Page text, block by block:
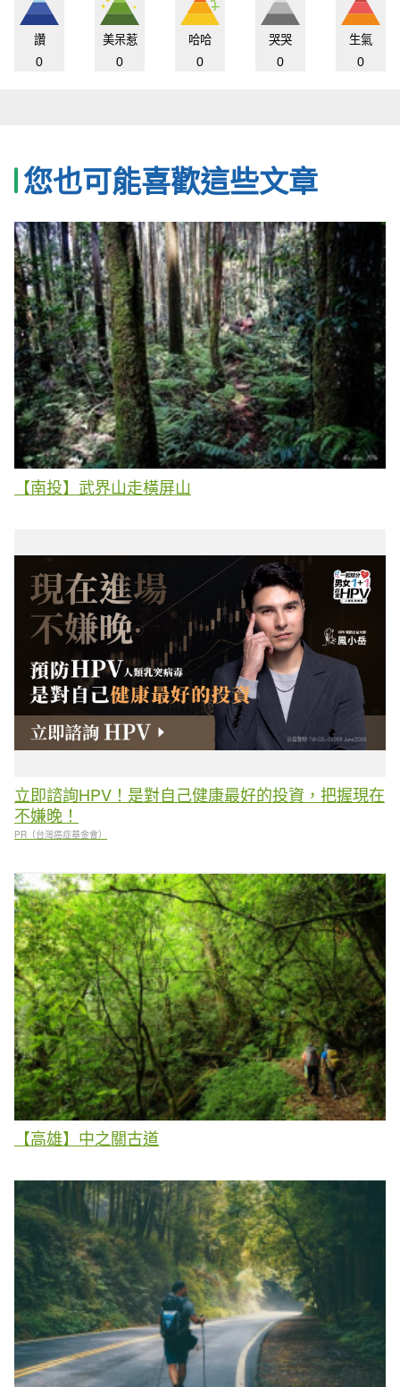
讚
0
美呆惹
0
哈哈
0
哭哭
0
生氣
0
您也可能喜歡這些文章
【南投】武界山走橫屏山
立即諮詢HPV！是對自己健康最好的投資，把握現在
不嫌晚！
PR（台灣癌症基金會）
【高雄】中之關古道